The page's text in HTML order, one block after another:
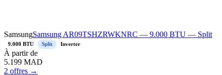
SamsungSamsung AR09TSHZRWKNRC — 9.000 BTU — Split
9.000 BTU Split Inverter
À partir de
5.199 MAD
2 offres →